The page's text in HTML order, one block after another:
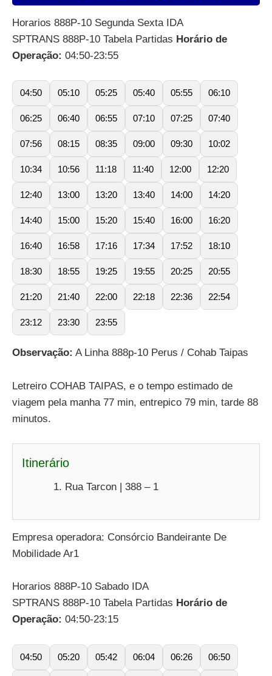
Horarios 888P-10 Segunda Sexta IDA
SPTRANS 888P-10 Tabela Partidas Horário de
Operação: 04:50-23:55
04:50 05:10 05:25 05:40 05:55 06:10
06:25 06:40 06:55 07:10 07:25 07:40
07:56 08:15 08:35 09:00 09:30 10:02
10:34 10:56 11:18 11:40 12:00 12:20
12:40 13:00 13:20 13:40 14:00 14:20
14:40 15:00 15:20 15:40 16:00 16:20
16:40 16:58 17:16 17:34 17:52 18:10
18:30 18:55 19:25 19:55 20:25 20:55
21:20 21:40 22:00 22:18 22:36 22:54
23:12 23:30 23:55
Observação: A Linha 888p-10 Perus / Cohab Taipas
Letreiro COHAB TAIPAS, e o tempo estimado de
viagem pela manha 77 min, entrepico 79 min, tarde 88
minutos.
Itinerário
Rua Tarcon | 388 – 1
Empresa operadora: Consórcio Bandeirante De
Mobilidade Ar1
Horarios 888P-10 Sabado IDA
SPTRANS 888P-10 Tabela Partidas Horário de
Operação: 04:50-23:15
04:50 05:20 05:42 06:04 06:26 06:50